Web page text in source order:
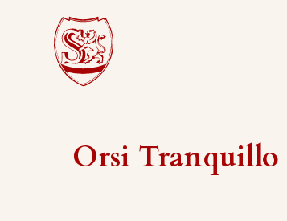
Orsi Tranquillo